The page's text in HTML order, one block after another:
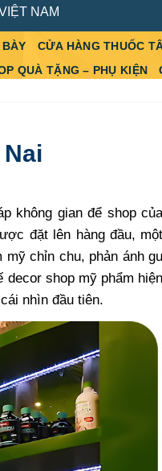
NAM
CỬA HÀNG THUỐC
QUÀ TẶNG – PHỤ KIỆN
không gian để shop
đặt lên hàng đầu, một
mỹ chỉn chu, phản ánh gu
shop mỹ phẩm hiện
nhìn đầu tiên.